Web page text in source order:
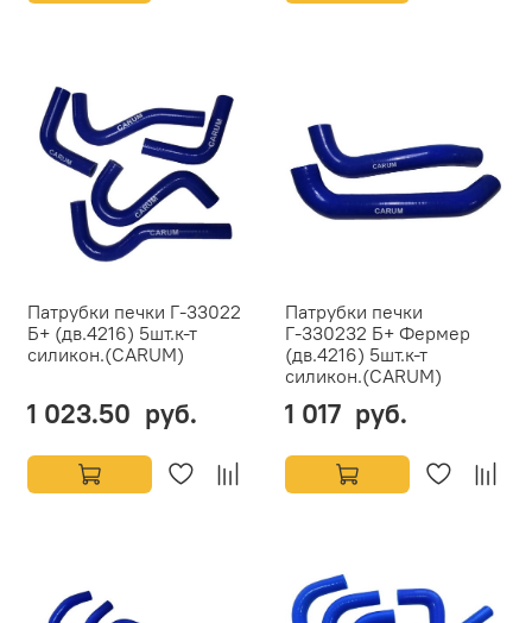
Патрубки печки Г-33022
Б+ (дв.4216) 5шт.к-т
силикон.(CARUM)
1 023.50 руб.
Патрубки печки
Г-330232 Б+ Фермер
(дв.4216) 5шт.к-т
силикон.(CARUM)
1 017 руб.